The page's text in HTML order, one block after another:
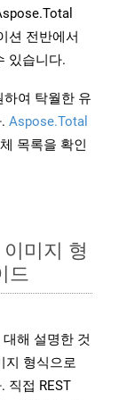
션 전반에서
있습니다.
여 탁월한 유
Aspose.Total
목록을 확인
미지 형
드
해 설명한 것
지 형식으로
직접 REST